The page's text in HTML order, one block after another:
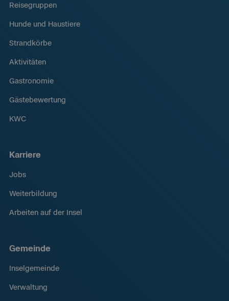
Reisegruppen
Hunde und Haustiere
Strandkörbe
Aktivitäten
Gastronomie
Gästebewertung
KWC
Karriere
Jobs
Weiterbildung
Arbeiten auf der Insel
Gemeinde
Inselgemeinde
Verwaltung